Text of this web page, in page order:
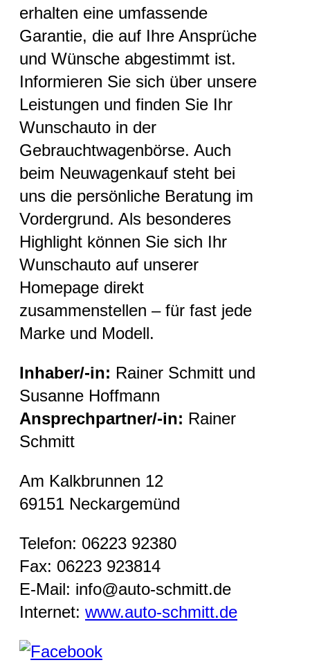
erhalten eine umfassende
Garantie, die auf Ihre Ansprüche
und Wünsche abgestimmt ist.
Informieren Sie sich über unsere
Leistungen und finden Sie Ihr
Wunschauto in der
Gebrauchtwagenbörse. Auch
beim Neuwagenkauf steht bei
uns die persönliche Beratung im
Vordergrund. Als besonderes
Highlight können Sie sich Ihr
Wunschauto auf unserer
Homepage direkt
zusammenstellen – für fast jede
Marke und Modell.
Inhaber/-in: Rainer Schmitt und
Susanne Hoffmann
Ansprechpartner/-in: Rainer
Schmitt
Am Kalkbrunnen 12
69151 Neckargemünd
Telefon: 06223 92380
Fax: 06223 923814
E-Mail: info@auto-schmitt.de
Internet: www.auto-schmitt.de